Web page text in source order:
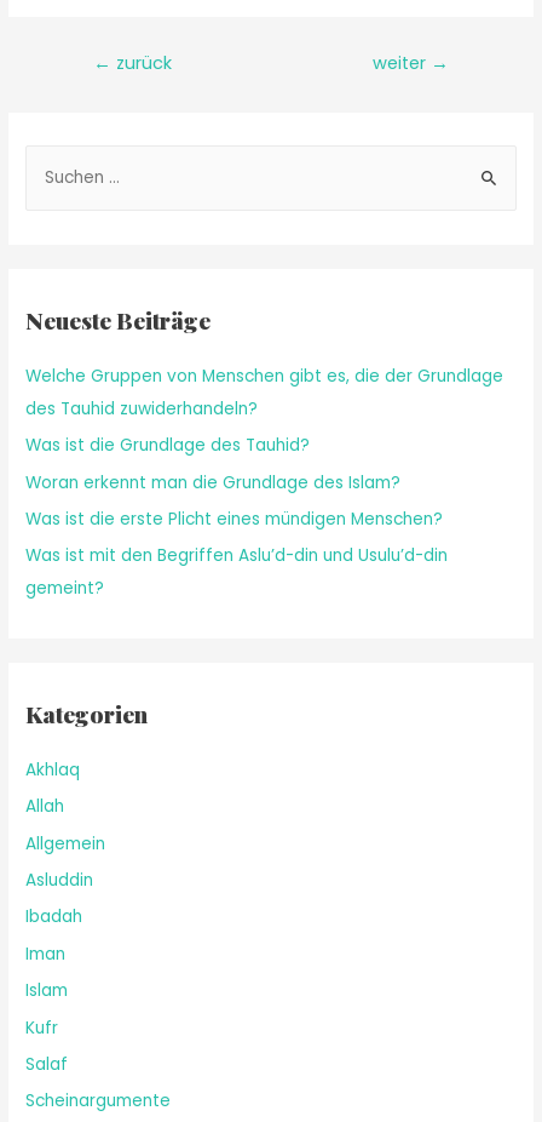
← zurück weiter →
Neueste Beiträge
Welche Gruppen von Menschen gibt es, die der Grundlage
des Tauhid zuwiderhandeln?
Was ist die Grundlage des Tauhid?
Woran erkennt man die Grundlage des Islam?
Was ist die erste Plicht eines mündigen Menschen?
Was ist mit den Begriffen Aslu’d-din und Usulu’d-din
gemeint?
Kategorien
Akhlaq
Allah
Allgemein
Asluddin
Ibadah
Iman
Islam
Kufr
Salaf
Scheinargumente